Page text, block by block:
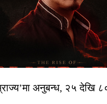
अनुबन्ध, २५ देखि